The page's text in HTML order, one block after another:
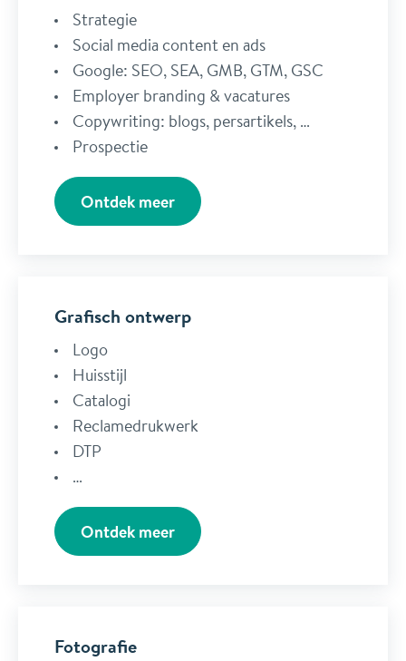
Strategie
Social media content en ads
Google: SEO, SEA, GMB, GTM, GSC
Employer branding & vacatures
Copywriting: blogs, persartikels, …
Prospectie
Ontdek meer
Grafisch ontwerp
Logo
Huisstijl
Catalogi
Reclamedrukwerk
DTP
…
Ontdek meer
Fotografie